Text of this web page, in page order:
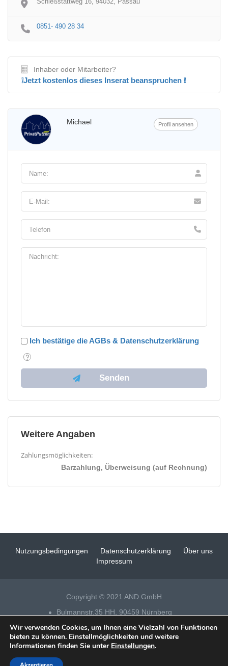
0851- 490 28 34
Inhaber oder Mitarbeiter?
❕Jetzt kostenlos dieses Inserat beanspruchen ❕
Michael Profil ansehen
Ich bestätige die AGBs & Datenschutzerklärung
Weitere Angaben
Zahlungsmöglichkeiten:
Barzahlung, Überweisung (auf Rechnung)
Nutzungsbedingungen Datenschutzerklärung
Über uns
Impressum
Copyright © 2021 AND GmbH
Bulmannstr.35 HH, 90459 Nürnberg
Tel 0911 – 14 88 69 25
Datenschutz| Impressum |Fensterputzer Nürnberg
Wir verwenden Cookies, um Ihnen eine Vielzahl von Funktionen
bieten zu können. Einstellmöglichkeiten und weitere
Informationen finden Sie unter Einstellungen.